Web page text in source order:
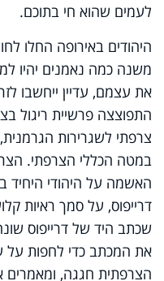
לעמים שהוא חי בתוכם.
היהודים באירופה החלו
משנה כמה נאמנים יהיו
התפוצצה פרשיית ריגול
צרפתי לשגרירות
במטה הכללי הצרפתי.
האשמה על היהודי היחיד
דרייפוס, על סמך ראיות
שכתב היד של דרייפוס
את המכתב כדי לחפות על
הצרפתית חגגה, ומאמרים